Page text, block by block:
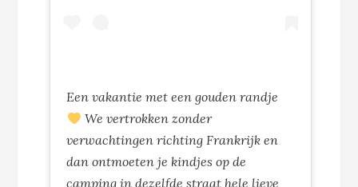
Een vakantie met een gouden randje
We vertrokken zonder
verwachtingen richting Frankrijk en
dan ontmoeten je kindjes op de
camping in dezelfde straat hele lieve